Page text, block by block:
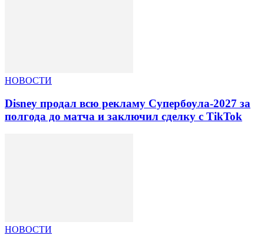
НОВОСТИ
Disney продал всю рекламу Супербоула-2027 за
полгода до матча и заключил сделку с TikTok
НОВОСТИ